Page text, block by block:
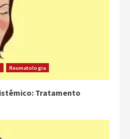
Reumatologia
Tratamento